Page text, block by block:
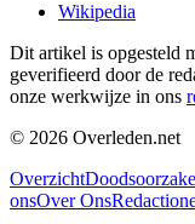
Wikipedia
Dit artikel is opgesteld
geverifieerd door de
onze werkwijze in ons
© 2026 Overleden.net
Overzicht
onsOver Ons